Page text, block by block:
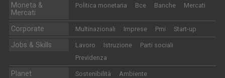
Moneta &
Mercati
Politica monetaria Bce Banche Mercati
Corporate Multinazionali Imprese Pmi Start-up
Jobs & Skills Lavoro Istruzione
Parti sociali
Previdenza
Planet Sostenibilità Ambiente